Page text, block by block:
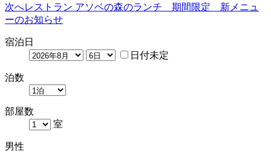
次へレストラン アソベの森のランチ 期間限定 新メニュ
ーのお知らせ
宿泊日
日付未定
泊数
部屋数
室
男性